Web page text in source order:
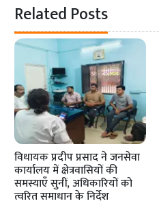
Related Posts
विधायक प्रदीप प्रसाद ने जनसेवा
कार्यालय में क्षेत्रवासियों की
समस्याएँ सुनीं, अधिकारियों को
त्वरित समाधान के निर्देश